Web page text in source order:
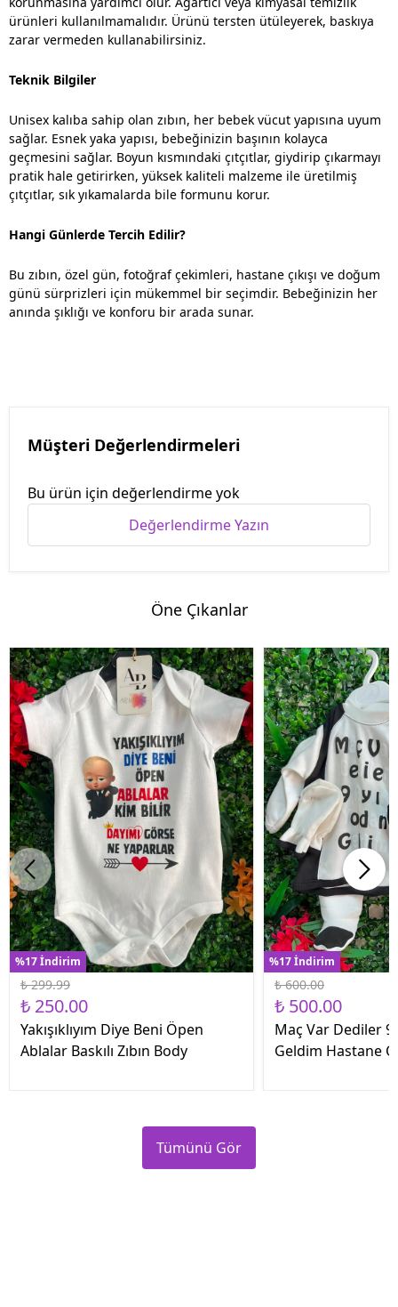
ürünleri kullanılmamalıdır. Ürünü tersten ütüleyerek, baskıya
zarar vermeden kullanabilirsiniz.
Teknik Bilgiler
Unisex kalıba sahip olan zıbın, her bebek vücut yapısına uyum
sağlar. Esnek yaka yapısı, bebeğinizin başının kolayca
geçmesini sağlar. Boyun kısmındaki çıtçıtlar, giydirip çıkarmayı
pratik hale getirirken, yüksek kaliteli malzeme ile üretilmiş
çıtçıtlar, sık yıkamalarda bile formunu korur.
Hangi Günlerde Tercih Edilir?
Bu zıbın, özel gün, fotoğraf çekimleri, hastane çıkışı ve doğum
günü sürprizleri için mükemmel bir seçimdir. Bebeğinizin her
anında şıklığı ve konforu bir arada sunar.
Müşteri Değerlendirmeleri
Bu ürün için değerlendirme yok
Değerlendirme Yazın
Öne Çıkanlar
%17 İndirim
₺ 299.99
₺ 250.00
Yakışıklıyım Diye Beni Öpen
Ablalar Baskılı Zıbın Body
%17 İndirim
₺ 600.00
₺ 500.00
Maç Var Dediler 9
Geldim Hastane
Tümünü Gör